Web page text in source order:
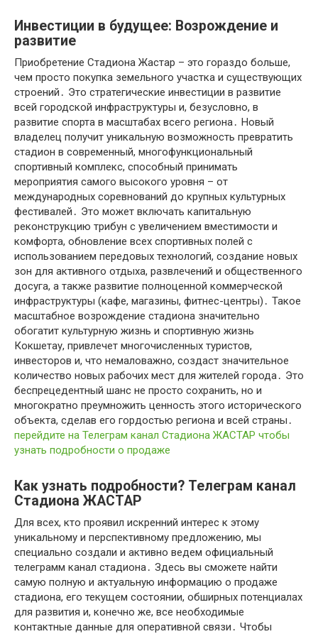
Инвестиции в будущее: Возрождение и
развитие
Приобретение Стадиона Жастар – это гораздо больше,
чем просто покупка земельного участка и существующих
строений․ Это стратегические инвестиции в развитие
всей городской инфраструктуры и, безусловно, в
развитие спорта в масштабах всего региона․ Новый
владелец получит уникальную возможность превратить
стадион в современный, многофункциональный
спортивный комплекс, способный принимать
мероприятия самого высокого уровня – от
международных соревнований до крупных культурных
фестивалей․ Это может включать капитальную
реконструкцию трибун с увеличением вместимости и
комфорта, обновление всех спортивных полей с
использованием передовых технологий, создание новых
зон для активного отдыха, развлечений и общественного
досуга, а также развитие полноценной коммерческой
инфраструктуры (кафе, магазины, фитнес-центры)․ Такое
масштабное возрождение стадиона значительно
обогатит культурную жизнь и спортивную жизнь
Кокшетау, привлечет многочисленных туристов,
инвесторов и, что немаловажно, создаст значительное
количество новых рабочих мест для жителей города․ Это
беспрецедентный шанс не просто сохранить, но и
многократно преумножить ценность этого исторического
объекта, сделав его гордостью региона и всей страны․
перейдите на Телеграм канал Стадиона ЖАСТАР чтобы
узнать подробности о продаже
Как узнать подробности? Телеграм канал
Стадиона ЖАСТАР
Для всех, кто проявил искренний интерес к этому
уникальному и перспективному предложению, мы
специально создали и активно ведем официальный
телеграмм канал стадиона․ Здесь вы сможете найти
самую полную и актуальную информацию о продаже
стадиона, его текущем состоянии, обширных потенциалах
для развития и, конечно же, все необходимые
контактные данные для оперативной связи․ Чтобы